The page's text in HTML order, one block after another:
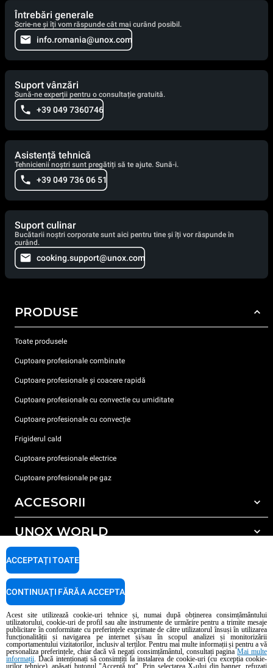
Întrebări generale
Scrie-ne și îți vom răspunde cât mai curând posibil.
info.romania@unox.com
Suport vânzări
Sună-ne experții pentru o consultație gratuită.
+39 049 7360746
Asistență tehnică
Tehnicienii noștri sunt pregătiți să te ajute. Sună-i.
+39 049 736 06 51
Suport culinar
Bucătarii noștri corporate sunt aici pentru tine și îți vor răspunde în
curând.
cooking.support@unox.com
PRODUSE
Toate produsele
Cuptoare profesionale combinate
Cuptoare profesionale și coacere rapidă
Cuptoare profesionale cu convectie cu umiditate
Cuptoare profesionale cu convecție
Frigiderul cald
Cuptoare profesionale electrice
Cuptoare profesionale pe gaz
ACCESORII
Toate accesoriile
Detergent pentru spălarea automată
Detergent pentru spălarea manuală
Tratarea apei cu filtru de rășină
UNOX WORLD
Sediile noastre în lume
SUPORT
Garanția Unox
Localizator service
Copyright 2026 UNOX S.p.A. Toate drepturile rezervate. Reg. Imp. Padova n °
04230750285 - REA Padova 372835 - Cap. Soc. 5.000.000 € iv - P.IVA / CF
AI Content Disclaimer Privacy policy Cookie policy
Acest site utilizează cookie-uri tehnice și, numai după obținerea consimțământului
utilizatorului, cookie-uri de profil sau alte instrumente de urmărire pentru a trimite mesaje
publicitare în conformitate cu preferințele exprimate de către utilizatorul însuși în utilizarea
funcționalității și navigarea pe internet și/sau în scopul analizei și monitorizării
comportamentului vizitatorilor, inclusiv al terților. Pentru mai multe informații și pentru a vă
personaliza preferințele, chiar dacă vă negați consimțământul, consultați paginaMai multe
informații. Dacă intenționați să consimțiți la instalarea de cookie-uri (cu excepția cookie-
urilor tehnice), apăsați butonul "Acceptă tot". Prin selectarea X-ului din banner, refuzați
ACCEPTAȚI TOATE
CONTINUAȚI FĂRĂ A ACCEPTA